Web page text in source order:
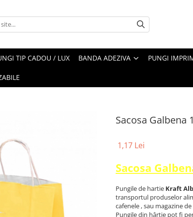
TIP CADOU / LUX BANDA ADEZIVA PUNGI
Sacosa Galbena
1,17 Lei
Sacosa
Pungile de hartie Kraft
transportul produselor
cafenele , sau magazine
Pungile din hârtie pot fi